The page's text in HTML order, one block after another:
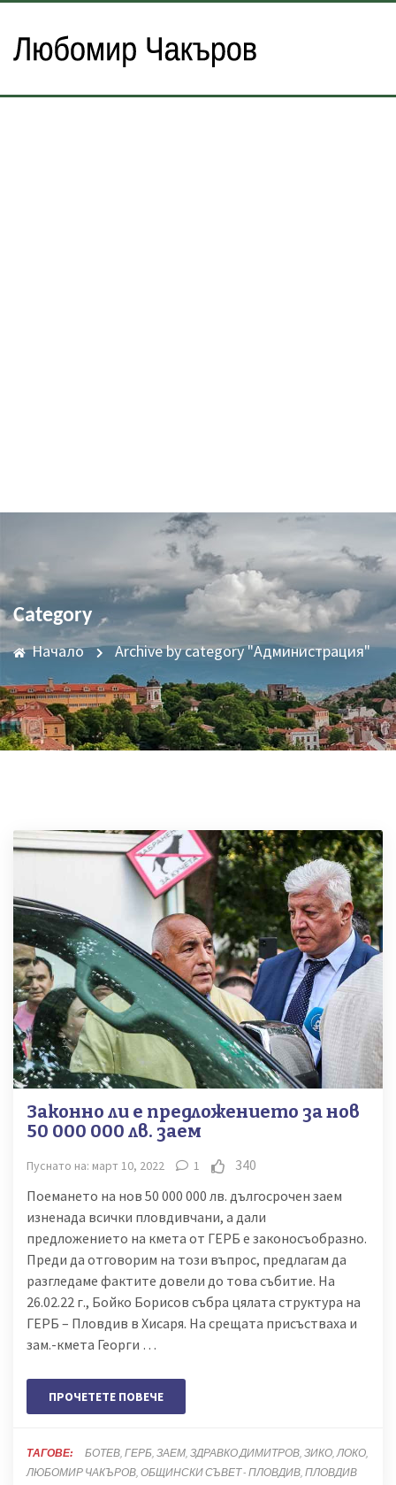
Category
Начало Archive by category "Администрация"
Законно ли е предложението за нов
50 000 000 лв. заем
Пуснато на: март 10, 2022 1
340
Поемането на нов 50 000 000 лв. дългосрочен заем
изненада всички пловдивчани, а дали
предложението на кмета от ГЕРБ е законосъобразно.
Преди да отговорим на този въпрос, предлагам да
разгледаме фактите довели до това събитие. На
26.02.22 г., Бойко Борисов събра цялата структура на
ГЕРБ – Пловдив в Хисаря. На срещата присъстваха и
зам.-кмета Георги …
ПРОЧЕТЕТЕ ПОВЕЧЕ
ТАГОВЕ: БОТЕВ ГЕРБ ЗАЕМ ЗДРАВКО ДИМИТРОВ ЗИКО ЛОКО
ЛЮБОМИР ЧАКЪРОВ ОБЩИНСКИ СЪВЕТ - ПЛОВДИВ ПЛОВДИВ